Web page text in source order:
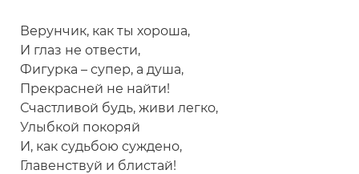
Верунчик, как ты хороша,
И глаз не отвести,
Фигурка – супер, а душа,
Прекрасней не найти!
Счастливой будь, живи легко,
Улыбкой покоряй
И, как судьбою суждено,
Главенствуй и блистай!